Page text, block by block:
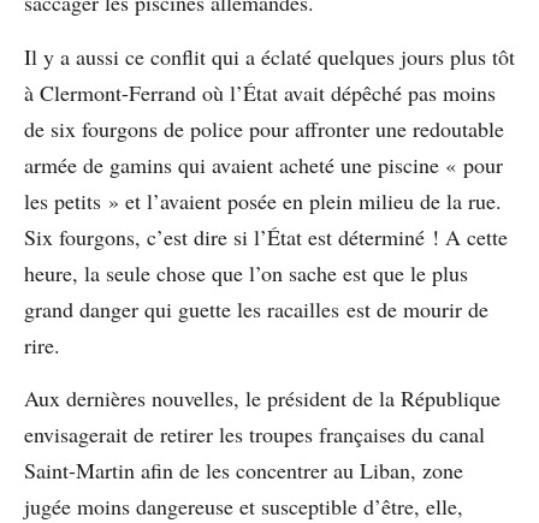
Il y a aussi ce conflit qui a éclaté quelques jours plus tôt
à Clermont-Ferrand où l’État avait dépêché pas moins
de six fourgons de police pour affronter une redoutable
armée de gamins qui avaient acheté une piscine « pour
les petits » et l’avaient posée en plein milieu de la rue.
Six fourgons, c’est dire si l’État est déterminé ! A cette
heure, la seule chose que l’on sache est que le plus
grand danger qui guette les racailles est de mourir de
rire.
Aux dernières nouvelles, le président de la République
envisagerait de retirer les troupes françaises du canal
Saint-Martin afin de les concentrer au Liban, zone
jugée moins dangereuse et susceptible d’être, elle,